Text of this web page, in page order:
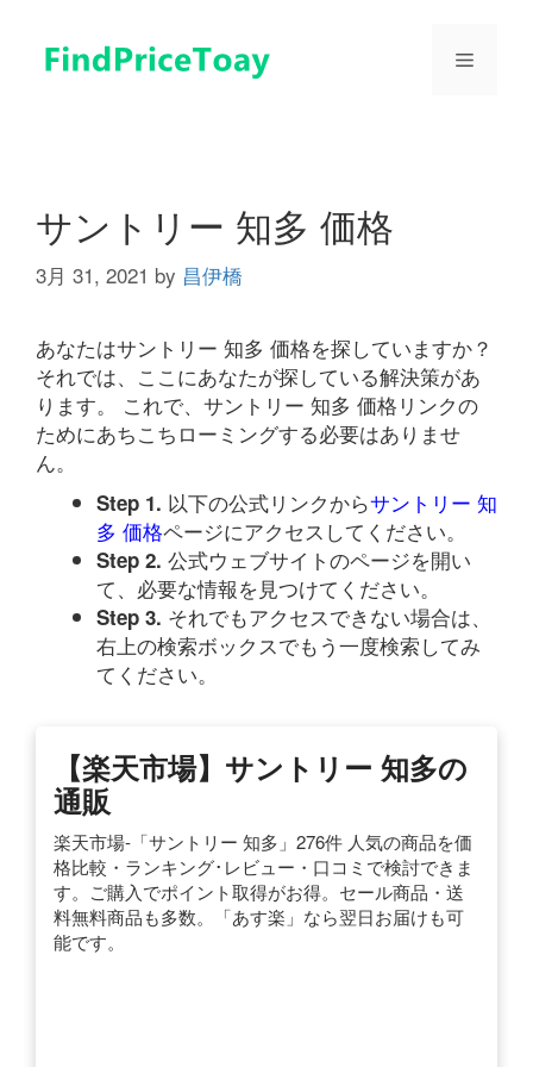
メ
サントリー 知多 価格
3月 31, 2021 by 昌伊橋
あなたはサントリー 知多 価格を探していますか？
それでは、ここにあなたが探している解決策があ
ります。 これで、サントリー 知多 価格リンクの
ためにあちこちローミングする必要はありませ
ん。
Step 1. 以下の公式リンクからサントリー 知
多 価格ページにアクセスしてください。
Step 2. 公式ウェブサイトのページを開い
て、必要な情報を見つけてください。
Step 3. それでもアクセスできない場合は、
右上の検索ボックスでもう一度検索してみ
てください。
【楽天市場】サントリー 知多の
通販
楽天市場-「サントリー 知多」276件 人気の商品を価
格比較・ランキング･レビュー・口コミで検討できま
す。ご購入でポイント取得がお得。セール商品・送
料無料商品も多数。「あす楽」なら翌日お届けも可
能です。